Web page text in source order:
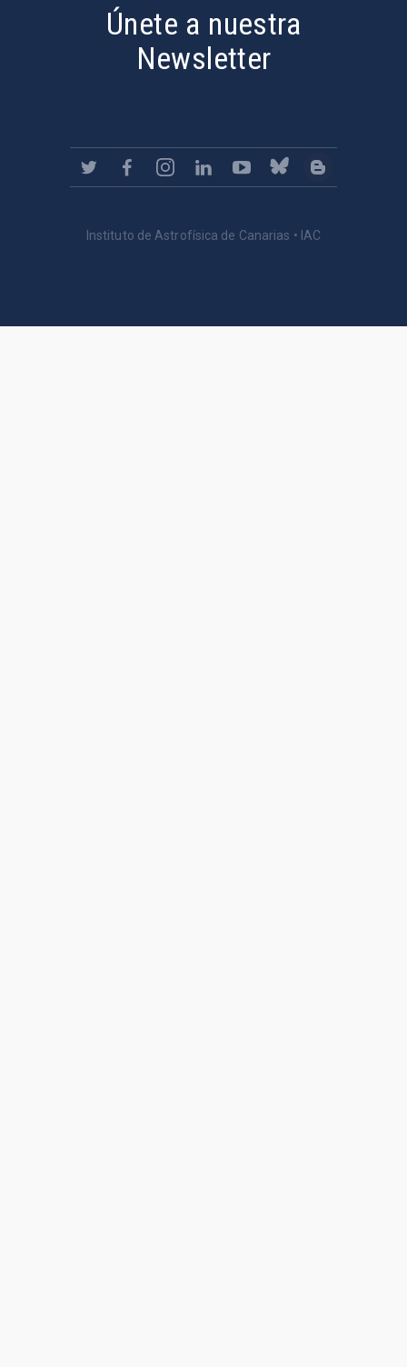
Únete a nuestra
Newsletter
Instituto de Astrofísica de Canarias • IAC